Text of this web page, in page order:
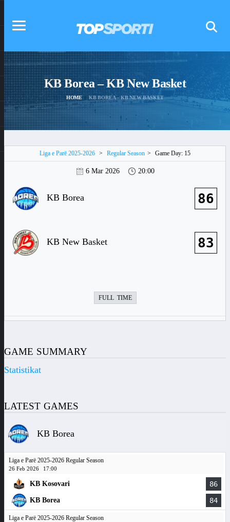
KB Borea – KB New Basket
HOME KB BOREA – KB NEW BASKET
Liga e Parë 2025-2026 > Regular Season > Game Day: 15
6 Mar 2026 20:00
KB Borea 86
KB New Basket 83
FULL TIME
GAME SUMMARY
Statistikat
LATEST GAMES
KB Borea
Liga e Parë 2025-2026 Regular Season
26 Feb 2026 17:00
KB Kosovari 86
KB Borea 84
Liga e Parë 2025-2026 Regular Season